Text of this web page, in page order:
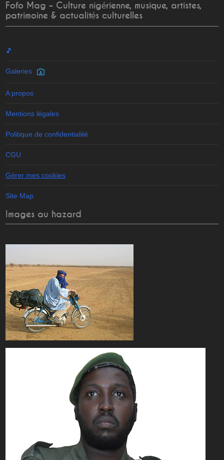
Fofo Mag – Culture nigérienne, musique, artistes,
patrimoine & actualités culturelles
🎵
Galeries
A propos
Mentions légales
Politique de confidentialité
CGU
Gérer mes cookies
Site Map
Images au hazard